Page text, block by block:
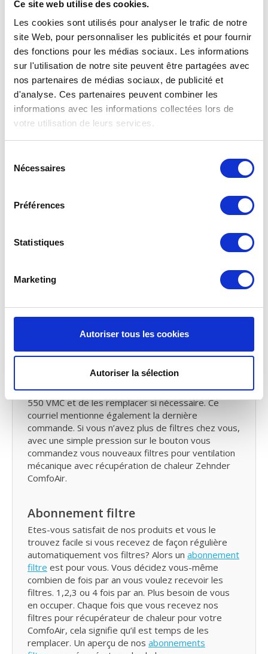
Ce site web utilise des cookies.
Les cookies sont utilisés pour analyser le trafic de notre
site Web, pour personnaliser les publicités et pour fournir
des fonctions pour les médias sociaux. Les informations
sur l'utilisation de notre site peuvent être partagées avec
nos partenaires de médias sociaux, de publicité et
d'analyse. Ces partenaires peuvent combiner les
informations avec les informations collectées lors de
votre utilisation de leurs services.
Nécessaires
Préférences
Statistiques
Marketing
Autoriser tous les cookies
Autoriser la sélection
Consulteznotre manuelpour remplacer votre filtre
pour ventilation mécanique avec récupération de
chaleur. Vous pouvez également faire
un
petit entretien vous-même en traitant votre
systèmede probiotiquesentre temps.
Qualité G4 pour le prix G3
Les filtres G3 f’air ont une capture de 92%. La
capture des filtres G3, selon les normes prescrites
une efficacité plus élevée et capturent donc plus de
saletés que prescrit par la norme. Vous êtes donc
les classes et les
normes de filtrage
Manuel Zehnder ComfoAir
Vous avez perdu
ComfoAir Vous pouvez télécharger le manuel de
Service de rappel
tous les six mois. Pour vous le moment pour
vérifier vos filtres Zehnder ComfoAir 350-450-
550 VMC et de les remplacer si nécessaire. Ce
courriel mentionne également la dernière
commande. Si vous n’avez plus de filtres chez vous,
avec une simple pression sur le bouton vous
commandez vous nouveaux filtres pour ventilation
mécanique avec récupération de chaleur Zehnder
ComfoAir.
Abonnement filtre
Etes-vous satisfait de nos produits et vous le
trouvez facile si vous recevez de façon régulière
automatiquement vos filtres? Alors un abonnement
filtre est pour vous. Vous décidez vous-même
combien de fois par an vous voulez recevoir les
filtres. 1,2,3 ou 4 fois par an. Plus besoin de vous
en occuper. Chaque fois que vous recevez nos
filtres pour récupérateur de chaleur pour votre
ComfoAir, cela signifie qu’il est temps de les
remplacer. Un aperçu de nos abonnements